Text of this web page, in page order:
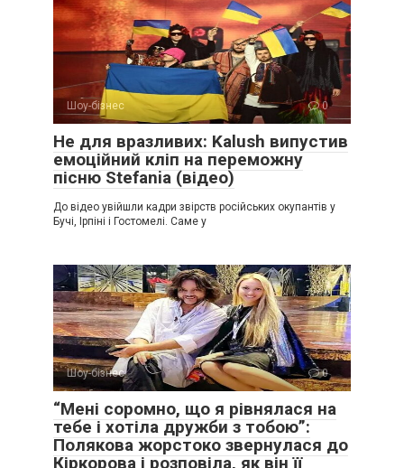
Шоу-бізнес 0
Не для вразливих: Kalush випустив
емоційний кліп на переможну
пісню Stefania (відео)
До відео увійшли кадри звірств російських окупантів у
Бучі, Ірпіні і Гостомелі. Саме у
Шоу-бізнес 0
“Мені соромно, що я рівнялася на
тебе і хотіла дружби з тобою”:
Полякова жорстоко звернулася до
Кіркорова і розповіла, як він її